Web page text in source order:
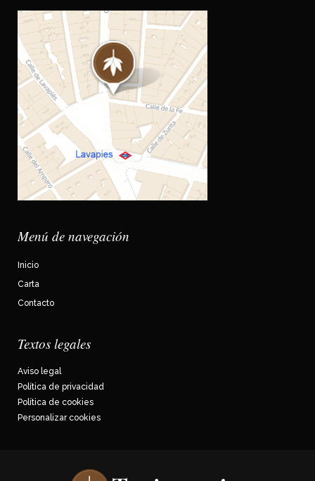
Menú de navegación
Inicio
Carta
Contacto
Textos legales
Aviso legal
Política de privacidad
Política de cookies
Personalizar cookies